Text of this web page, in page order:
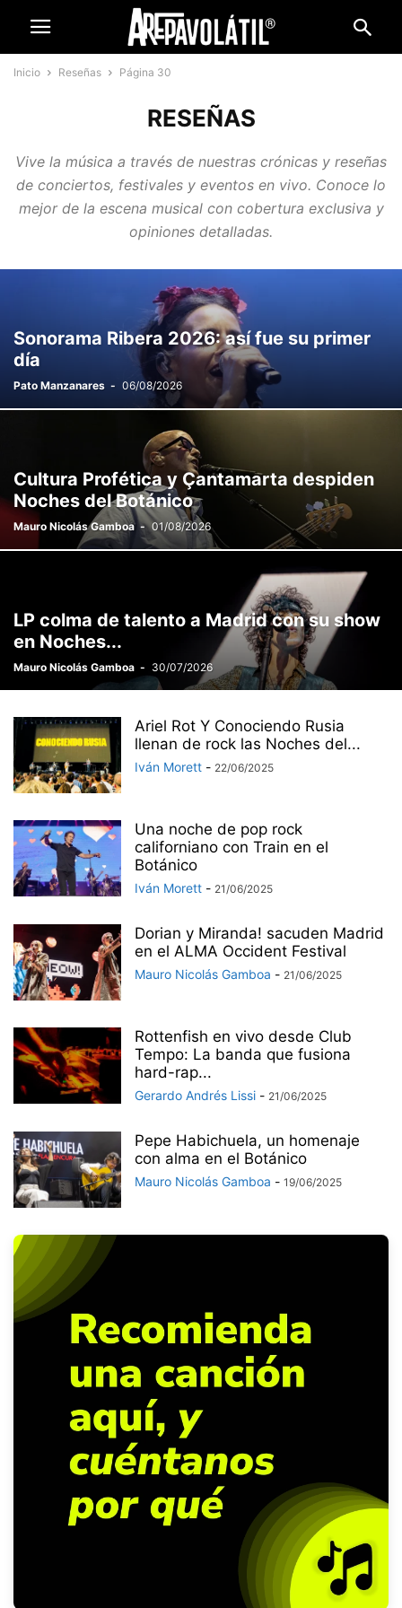
Inicio Reseñas Página 30
RESEÑAS
Vive la música a través de nuestras crónicas y reseñas
de conciertos, festivales y eventos en vivo. Conoce lo
mejor de la escena musical con cobertura exclusiva y
opiniones detalladas.
Sonorama Ribera 2026: así fue su primer
día
Pato Manzanares - 06/08/2026
Cultura Profética y Çantamarta despiden
Noches del Botánico
Mauro Nicolás Gamboa - 01/08/2026
LP colma de talento a Madrid con su show
en Noches...
Mauro Nicolás Gamboa - 30/07/2026
Ariel Rot Y Conociendo Rusia
llenan de rock las Noches del...
Iván Morett - 22/06/2025
Una noche de pop rock
californiano con Train en el
Botánico
Iván Morett - 21/06/2025
Dorian y Miranda! sacuden Madrid
en el ALMA Occident Festival
Mauro Nicolás Gamboa - 21/06/2025
Rottenfish en vivo desde Club
Tempo: La banda que fusiona
hard-rap...
Gerardo Andrés Lissi - 21/06/2025
Pepe Habichuela, un homenaje
con alma en el Botánico
Mauro Nicolás Gamboa - 19/06/2025